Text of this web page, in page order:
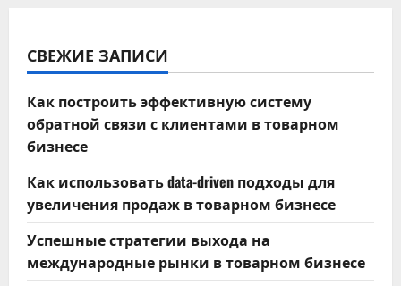
СВЕЖИЕ ЗАПИСИ
Как построить эффективную систему
обратной связи с клиентами в товарном
бизнесе
Как использовать data-driven подходы для
увеличения продаж в товарном бизнесе
Успешные стратегии выхода на
международные рынки в товарном бизнесе